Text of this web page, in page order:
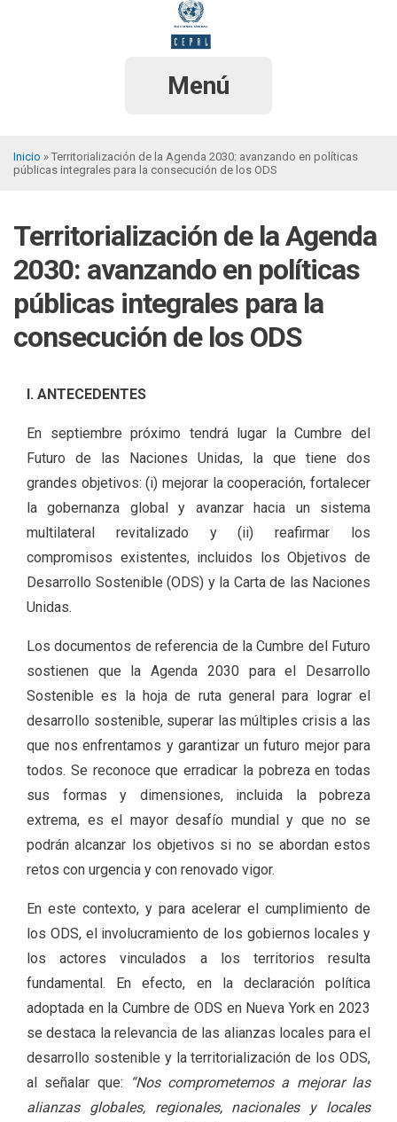
Menú
Sobrescribir
de
ayuda
a
la
navegación
Inicio
Territorialización de la Agenda 2030: avanzando en políticas
públicas integrales para la consecución de los ODS
Territorialización de la Agenda
2030: avanzando en políticas
públicas integrales para la
consecución de los ODS
I. ANTECEDENTES
En septiembre próximo tendrá lugar la Cumbre del
Futuro de las Naciones Unidas, la que tiene dos
grandes objetivos: (i) mejorar la cooperación, fortalecer
la gobernanza global y avanzar hacia un sistema
multilateral revitalizado y (ii) reafirmar los
compromisos existentes, incluidos los Objetivos de
Desarrollo Sostenible (ODS) y la Carta de las Naciones
Unidas.
Los documentos de referencia de la Cumbre del Futuro
sostienen que la Agenda 2030 para el Desarrollo
Sostenible es la hoja de ruta general para lograr el
desarrollo sostenible, superar las múltiples crisis a las
que nos enfrentamos y garantizar un futuro mejor para
todos. Se reconoce que erradicar la pobreza en todas
sus formas y dimensiones, incluida la pobreza
extrema, es el mayor desafío mundial y que no se
podrán alcanzar los objetivos si no se abordan estos
retos con urgencia y con renovado vigor.
En este contexto, y para acelerar el cumplimiento de
los ODS, el involucramiento de los gobiernos locales y
los actores vinculados a los territorios resulta
fundamental. En efecto, en la declaración política
adoptada en la Cumbre de ODS en Nueva York en 2023
se destaca la relevancia de las alianzas locales para el
desarrollo sostenible y la territorialización de los ODS,
al señalar que:
“Nos comprometemos a mejorar las
alianzas globales, regionales, nacionales y locales